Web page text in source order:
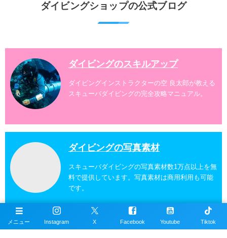
案内しております。 ダイビングライセンスをお持ちの
ダイビングショップの公式ブログ
ダイビングのスキルアップ
ダイビングインストラクターの空 良太郎が教える
スキューバダイビングの完全攻略マニュアル。
ダイビングの写真素材
スキューバダイビングの写真素材数1万点以上を無
料で提供しています。写真素材は商用利用も可能
です。
沖縄ダイビングの魚図鑑
メニュー Instagram X Facebook Youtube Tiktok